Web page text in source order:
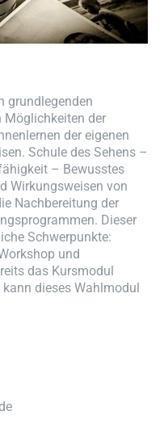
grundlegenden
Möglichkeiten der
der eigenen
Schule des Sehens –
– Bewusstes
Wirkungsweisen von
Nachbereitung der
Dieser
Schwerpunkte:
und
das Kursmodul
dieses Wahlmodul